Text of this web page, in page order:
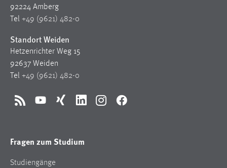
92224 Amberg
Tel +49 (9621) 482-0
Standort Weiden
Hetzenrichter Weg 15
92637 Weiden
Tel +49 (9621) 482-0
RSS YouTubeXing LinkedInInstagramFacebook
Fragen zum Studium
Studiengänge